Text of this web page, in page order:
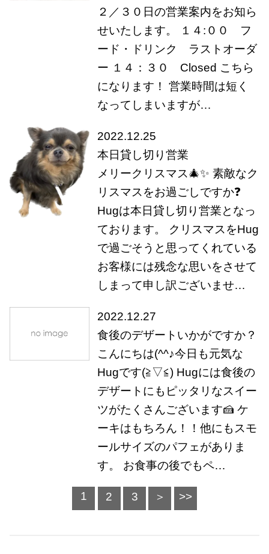
２／３０日の営業案内をお知ら
せいたします。 １４:００ フ
ード・ドリンク ラストオーダ
ー １４：３０ Closed こちら
になります！ 営業時間は短く
なってしまいますが…
2022.12.25
本日貸し切り営業
メリークリスマス🎄✨ 素敵なク
リスマスをお過ごしですか❓
Hugは本日貸し切り営業となっ
ております。 クリスマスをHug
で過ごそうと思ってくれている
お客様には残念な思いをさせて
しまって申し訳ございませ…
2022.12.27
食後のデザートいかがですか？
こんにちは(^^♪今日も元気な
Hugです(≧▽≦) Hugには食後の
デザートにもピッタリなスイー
ツがたくさんございます🍰 ケ
ーキはもちろん！！他にもスモ
ールサイズのパフェがありま
す。 お食事の後でもペ…
1 2 3 ＞ >>